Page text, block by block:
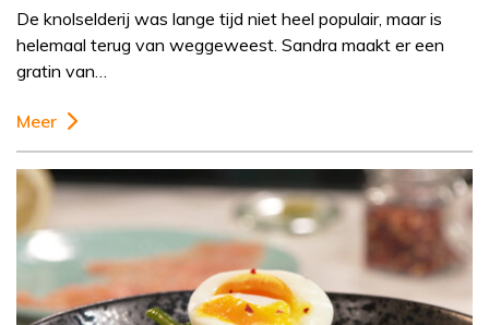
De knolselderij was lange tijd niet heel populair, maar is
helemaal terug van weggeweest. Sandra maakt er een
gratin van…
Meer